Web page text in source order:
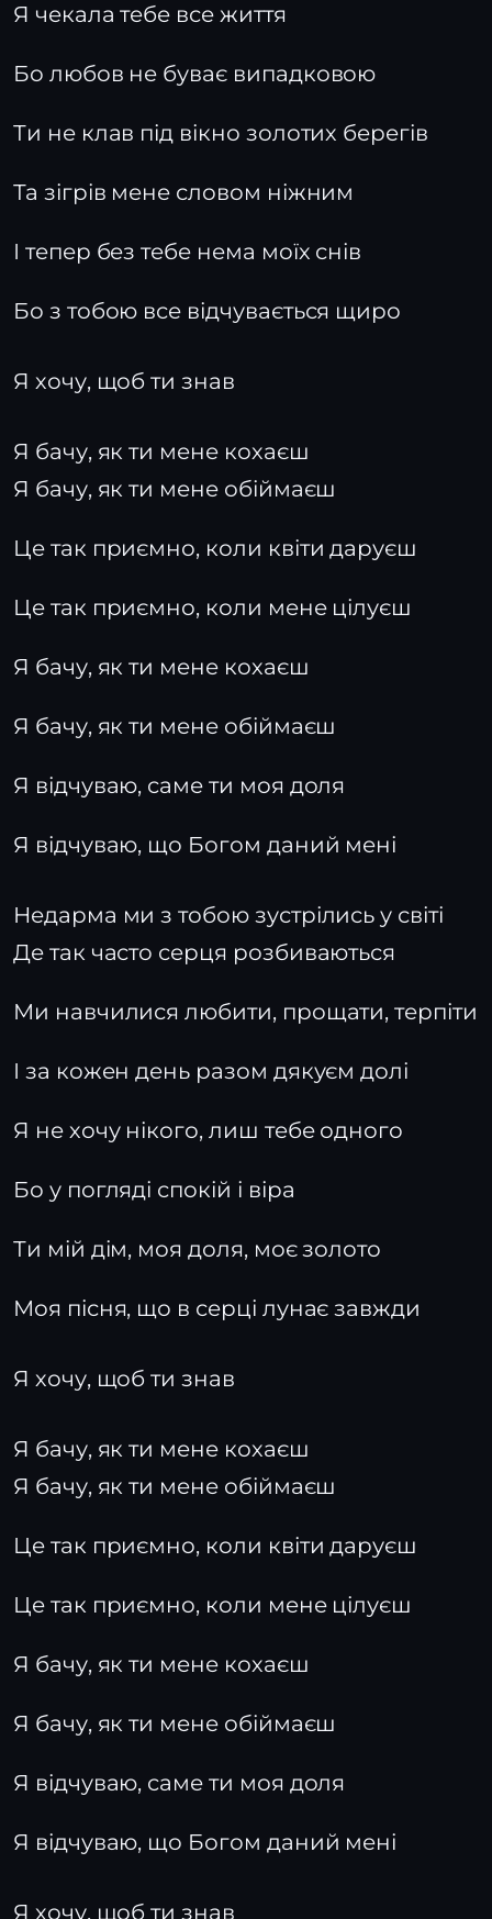
Я чекала тебе все життя
Бо любов не буває випадковою
Ти не клав під вікно золотих берегів
Та зігрів мене словом ніжним
І тепер без тебе нема моїх снів
Бо з тобою все відчувається щиро
Я хочу, щоб ти знав
Я бачу, як ти мене кохаєш
Я бачу, як ти мене обіймаєш
Це так приємно, коли квіти даруєш
Це так приємно, коли мене цілуєш
Я бачу, як ти мене кохаєш
Я бачу, як ти мене обіймаєш
Я відчуваю, саме ти моя доля
Я відчуваю, що Богом даний мені
Недарма ми з тобою зустрілись у світі
Де так часто серця розбиваються
Ми навчилися любити, прощати, терпіти
І за кожен день разом дякуєм долі
Я не хочу нікого, лиш тебе одного
Бо у погляді спокій і віра
Ти мій дім, моя доля, моє золото
Моя пісня, що в серці лунає завжди
Я хочу, щоб ти знав
Я бачу, як ти мене кохаєш
Я бачу, як ти мене обіймаєш
Це так приємно, коли квіти даруєш
Це так приємно, коли мене цілуєш
Я бачу, як ти мене кохаєш
Я бачу, як ти мене обіймаєш
Я відчуваю, саме ти моя доля
Я відчуваю, що Богом даний мені
Я хочу, щоб ти знав